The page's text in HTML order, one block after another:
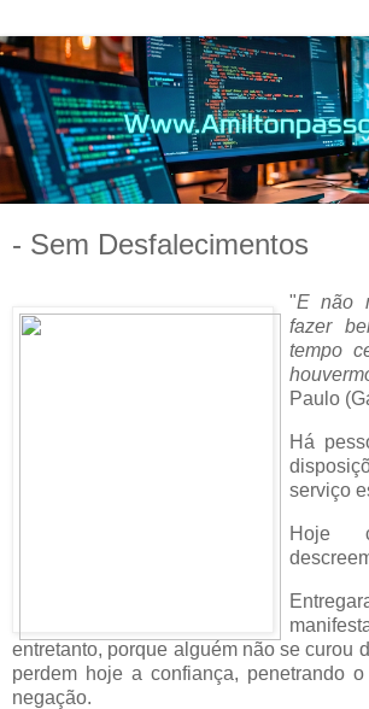
- Sem Desfalecimentos
"E não
fazer
tempo
Paulo
Há
serviço
Hoje
entretanto, porque alguém não se curou
perdem hoje a confiança, penetrando
negação.